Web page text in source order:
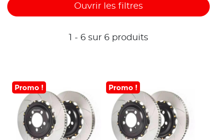
Ouvrir les filtres
1 - 6 sur 6 produits
Promo ! Promo !